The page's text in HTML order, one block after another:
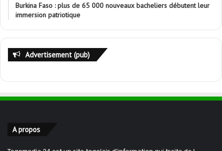
Burkina Faso : plus de 65 000 nouveaux bacheliers débutent leur
immersion patriotique
Advertisement (pub)
A propos